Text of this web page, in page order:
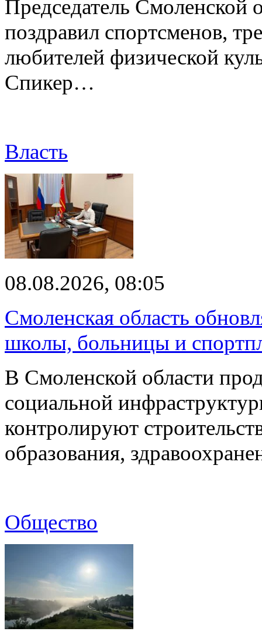
Председатель
поздравил спортсменов,
любителей физической
Спикер…
Власть
08.08.2026, 08:05
Смоленская область
школы, больницы и
В Смоленской области
социальной
контролируют
образования,
Общество